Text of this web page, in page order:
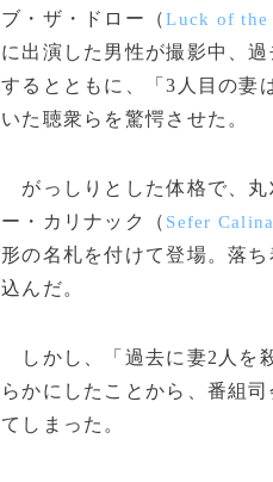
ブ・ザ・ドロー（Luck of the
に出演した男性が撮影中、
するとともに、「3人目の妻
いた聴衆らを驚愕させた。
がっしりとした体格で、丸
ー・カリナック（ Sefer
形の名札を付けて登場。落
込んだ。
しかし、「過去に妻2人を
らかにしたことから、番組
てしまった。